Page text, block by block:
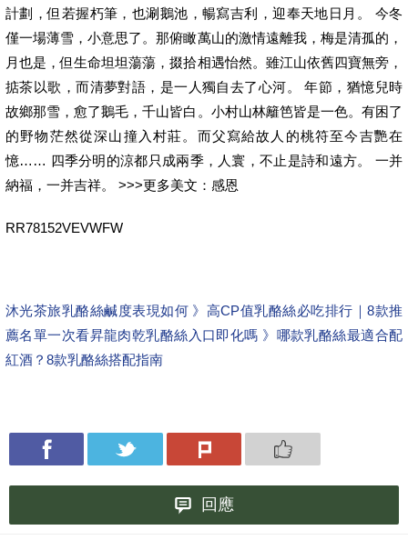
計劃，但若握朽筆，也涮鵝池，暢寫吉利，迎奉天地日月。 今冬
僅一場薄雪，小意思了。那俯瞰萬山的激情遠離我，梅是清孤的，
月也是，但生命坦坦蕩蕩，掇拾相遇怡然。雖江山依舊四寶無旁，
掂茶以歌，而清夢對語，是一人獨自去了心河。 年節，猶憶兒時
故鄉那雪，愈了鵝毛，千山皆白。小村山林籬笆皆是一色。有困了
的野物茫然從深山撞入村莊。而父寫給故人的桃符至今吉艷在
憶…… 四季分明的涼都只成兩季，人寰，不止是詩和遠方。 一并
納福，一并吉祥。 >>>更多美文：感恩
RR78152VEVWFW
沐光茶旅乳酪絲鹹度表現如何 》高CP值乳酪絲必吃排行｜8款推
薦名單一次看昇龍肉乾乳酪絲入口即化嗎 》哪款乳酪絲最適合配
紅酒？8款乳酪絲搭配指南
回應